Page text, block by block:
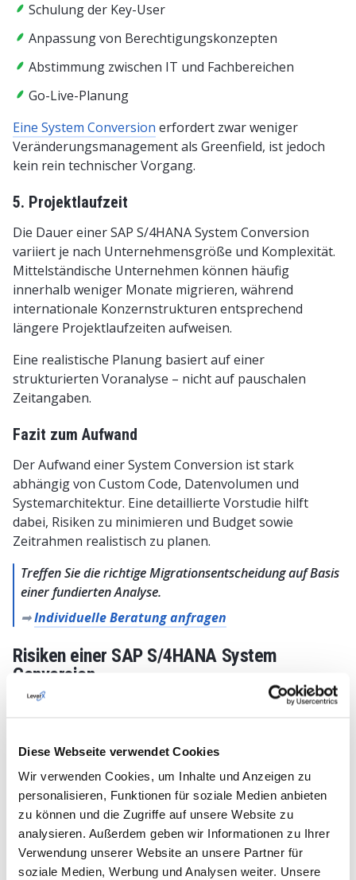
Diese Webseite verwendet Cookies
Wir verwenden Cookies, um Inhalte und Anzeigen zu
personalisieren, Funktionen für soziale Medien anbieten
zu können und die Zugriffe auf unsere Website zu
analysieren. Außerdem geben wir Informationen zu Ihrer
Verwendung unserer Website an unsere Partner für
soziale Medien, Werbung und Analysen weiter. Unsere
Schulung der Key-User
Anpassung von Berechtigungskonzepten
Abstimmung zwischen IT und Fachbereichen
Go-Live-Planung
Eine System Conversion erfordert zwar weniger
Veränderungsmanagement als Greenfield, ist jedoch
kein rein technischer Vorgang.
5. Projektlaufzeit
Die Dauer einer SAP S/4HANA System Conversion
variiert je nach Unternehmensgröße und Komplexität.
Mittelständische Unternehmen können häufig
innerhalb weniger Monate migrieren, während
internationale Konzernstrukturen entsprechend
längere Projektlaufzeiten aufweisen.
Eine realistische Planung basiert auf einer
strukturierten Voranalyse – nicht auf pauschalen
Zeitangaben.
Fazit zum Aufwand
Der Aufwand einer System Conversion ist stark
abhängig von Custom Code, Datenvolumen und
Systemarchitektur. Eine detaillierte Vorstudie hilft
dabei, Risiken zu minimieren und Budget sowie
Zeitrahmen realistisch zu planen.
Treffen Sie die richtige Migrationsentscheidung auf Basis
einer fundierten Analyse.
➡Individuelle Beratung anfragen
Risiken einer SAP S/4HANA System
Conversion
Obwohl die System Conversion als risikoärmer gilt als
dennoch spezifische Herausforderungen, die frühzeitig
Eine unzureichende Vorbereitung kann zu
Verzögerungen, Budgetüberschreitungen oder
operativen Störungen führen.
1. Unterschätzter Custom Code